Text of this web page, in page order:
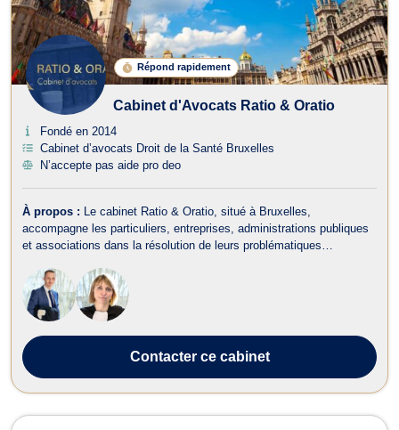
Répond rapidement
Cabinet d'Avocats Ratio & Oratio
Fondé en 2014
Cabinet d’avocats Droit de la Santé Bruxelles
N’accepte pas aide pro deo
À propos :
Le cabinet Ratio & Oratio, situé à Bruxelles,
accompagne les particuliers, entreprises, administrations publiques
et associations dans la résolution de leurs problématiques
Les avocats du cabinet privilégient une approche à la fois
rigoureuse, pra...
Contacterce cabinet